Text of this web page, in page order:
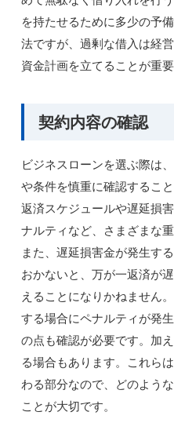
を持たせるために多少の予
法ですが、過剰な借入は経
資金計画を立てることが重要
契約内容の確認
ビジネスローンを選ぶ際は
や条件を慎重に確認するこ
返済スケジュールや遅延損
ナルティなど、さまざまな
また、遅延損害金が発生す
おかないと、万が一返済が
えることになりかねません
する場合にペナルティが発
の点も確認が必要です。加
る場合もあります。これら
わる部分なので、どのよう
ことが大切です。